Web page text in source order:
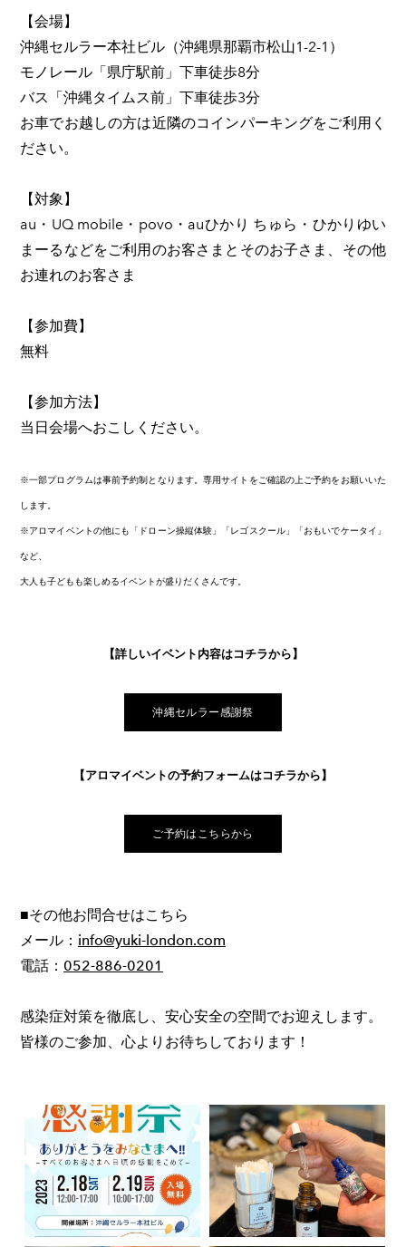
【会場】
沖縄セルラー本社ビル（沖縄県那覇市松山1-2-1）
モノレール「県庁駅前」下車徒歩8分
バス「沖縄タイムス前」下車徒歩3分
お車でお越しの方は近隣のコインパーキングをご利用く
ださい。
【対象】
au・UQ mobile・povo・auひかり ちゅら・ひかりゆい
まーるなどをご利用のお客さまとそのお子さま、その他
お連れのお客さま
【参加費】
無料
【参加方法】
当日会場へおこしください。
※一部プログラムは事前予約制となります。専用サイトをご確認の上ご予約をお願いいた
します。
※アロマイベントの他にも「ドローン操縦体験」「レゴスクール」「おもいでケータイ」
など、
大人も子どもも楽しめるイベントが盛りだくさんです。
【詳しいイベント内容はコチラから】
沖縄セルラー感謝祭
【アロマイベントの予約フォームはコチラから】
ご予約はこちらから
■その他お問合せはこちら
メール： info@yuki-london.com
電話： 052-886-0201
感染症対策を徹底し、安心安全の空間でお迎えします。
皆様のご参加、心よりお待ちしております！